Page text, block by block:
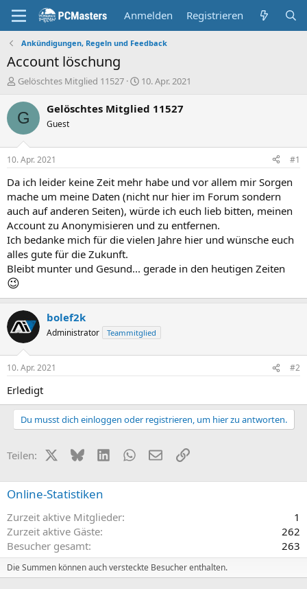
Anmelden Registrieren
Ankündigungen, Regeln und Feedback
Account löschung
E
s
t
e
r
Gelöschtes Mitglied 11527
E
s
t
a
m
10. Apr. 2021
G Gelöschtes Mitglied 11527
Guest
10. Apr. 2021 #1
Da ich leider keine Zeit mehr habe und vor allem mir Sorgen
mache um meine Daten (nicht nur hier im Forum sondern
auch auf anderen Seiten), würde ich euch lieb bitten, meinen
Account zu Anonymisieren und zu entfernen.
Ich bedanke mich für die vielen Jahre hier und wünsche euch
alles gute für die Zukunft.
Bleibt munter und Gesund... gerade in den heutigen Zeiten
😉
bolef2k
Administrator Teammitglied
10. Apr. 2021 #2
Erledigt
Du musst dich einloggen oder registrieren, um hier zu antworten.
Teilen: X (Twitter)
BlueskyLinkedInWhatsApp
E-MailLink
Online-Statistiken
Zurzeit aktive Mitglieder
1
Zurzeit aktive Gäste
262
Besucher gesamt
263
Die Summen können auch versteckte Besucher enthalten.